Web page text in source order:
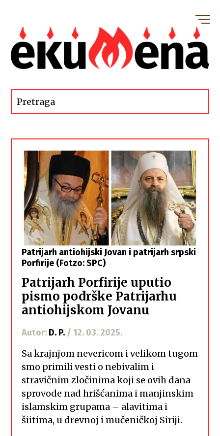
Patrijarh antiohijski Jovan i patrijarh srpski
Porfirije (Fotzo: SPC)
Patrijarh Porfirije uputio
pismo podrške Patrijarhu
antiohijskom Jovanu
Autor: D. P. / 12. 03. 2025.
Sa krajnjom nevericom i velikom tugom
smo primili vesti o nebivalim i
stravičnim zločinima koji se ovih dana
sprovode nad hrišćanima i manjinskim
islamskim grupama – alavitima i
šiitima, u drevnoj i mučeničkoj Siriji.